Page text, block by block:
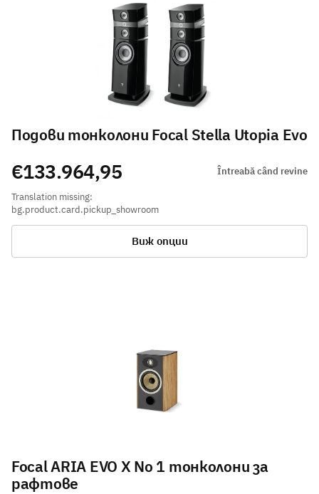
Подови тонколони Focal Stella Utopia Evo
Întreabă când revine
Translation missing:
bg.product.card.pickup_showroom
€133.964,95
Виж опции
Focal ARIA EVO X No 1 тонколони за
рафтове